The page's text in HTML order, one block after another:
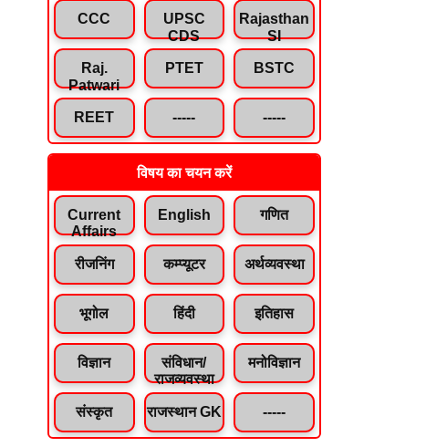
CCC
UPSC
CDS
Rajasthan
SI
Raj.
Patwari
PTET BSTC
REET ----- -----
विषय का चयन करें
Current
Affairs
English गणित
रीजनिंग कम्प्यूटर अर्थव्यवस्था
भूगोल हिंदी इतिहास
विज्ञान
संविधान/
राजव्यवस्था
मनोविज्ञान
संस्कृत राजस्थान GK -----